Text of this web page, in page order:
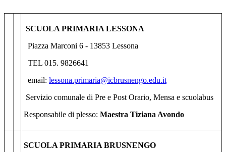
SCUOLA PRIMARIA LESSONA
Piazza Marconi 6 - 13853 Lessona
TEL 015. 9826641
email: lessona.primaria@icbrusnengo.edu.it
Servizio comunale di Pre e Post Orario, Mensa e scuolabus
Responsabile di plesso: Maestra Tiziana Avondo
SCUOLA PRIMARIA BRUSNENGO